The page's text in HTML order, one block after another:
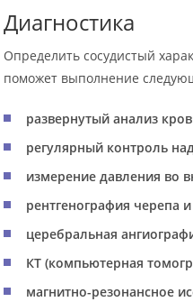
Диагностика
Определить сосудистый
поможет выполнение
развернутый анализ
регулярный контроль
измерение давления во
рентгенография черепа
церебральная
КТ (компьютерная
магнитно-резонансное